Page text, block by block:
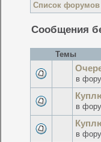
Список форумов
Сообщения
Темы
в
в
в